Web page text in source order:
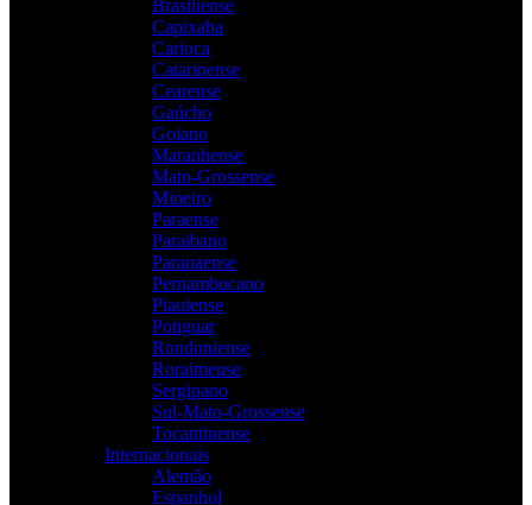
Brasiliense
Capixaba
Carioca
Catarinense
Cearense
Gaúcho
Goiano
Maranhense
Mato-Grossense
Mineiro
Paraense
Paraibano
Paranaense
Pernambucano
Piauiense
Potiguar
Rondoniense
Roraimense
Sergipano
Sul-Mato-Grossense
Tocantinense
Internacionais
Alemão
Espanhol